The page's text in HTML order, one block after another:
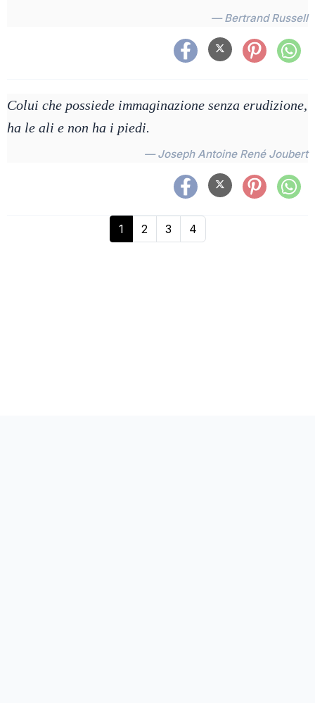
— Bertrand Russell
Colui che possiede immaginazione senza erudizione,
ha le ali e non ha i piedi.
— Joseph Antoine René Joubert
1 2 3 4